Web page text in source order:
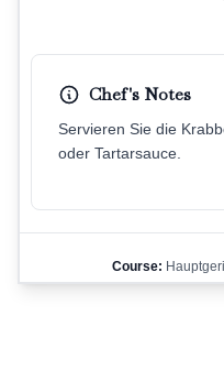
Chef's Notes
Servieren Sie die
oder Tartarsauce.
Course: